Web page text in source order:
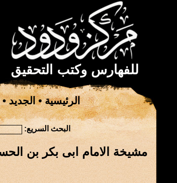
للفهارس وكتب التحقيق
الرئيسية•الجديد
البحث السريع:
مشيخة الامام ابى بكر بن